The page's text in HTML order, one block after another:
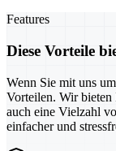
Features
Diese Vorteile
Wenn Sie mit uns
Vorteilen. Wir bieten
auch eine Vielzahl
einfacher und